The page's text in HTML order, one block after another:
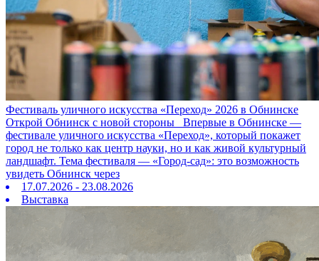
Фестиваль уличного искусства «Переход» 2026 в Обнинске
Открой Обнинск с новой стороны Впервые в Обнинске —
фестивале уличного искусства «Переход», который покажет
город не только как центр науки, но и как живой культурный
ландшафт. Тема фестиваля — «Город‑сад»: это возможность
увидеть Обнинск через
17.07.2026 - 23.08.2026
Выставка